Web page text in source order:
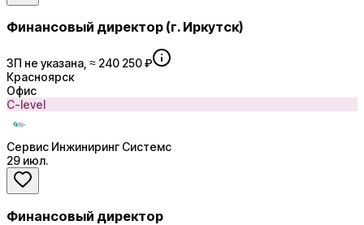
Финансовый директор (г. Иркутск)
ЗП не указана, ≈ 240 250 ₽
Красноярск
Офис
C-level
Сервис Инжиниринг Системс
29 июл.
Финансовый директор